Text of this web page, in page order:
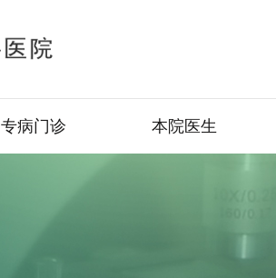
专病门诊 本院医生